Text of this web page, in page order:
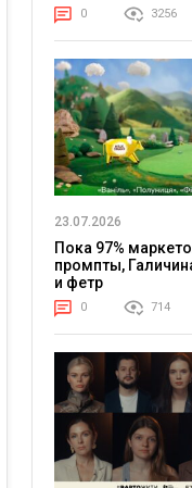
0 3256
23.07.2026
Пока 97%
промпты,
и фетр
0 714